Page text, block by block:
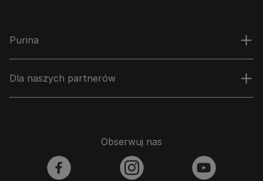
Purina
Dla naszych partnerów
Obserwuj nas
facebook instagram youtube